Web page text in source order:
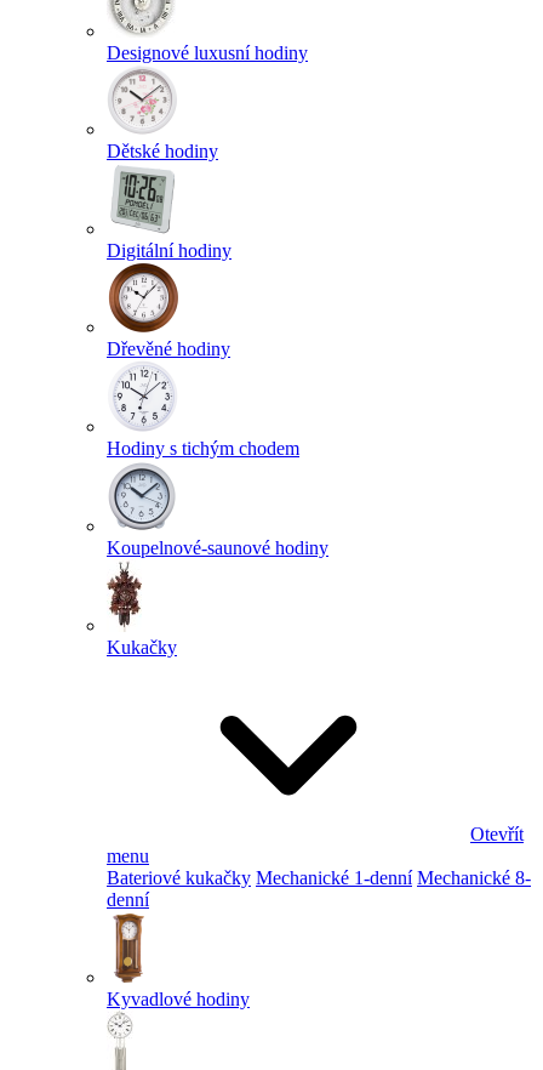
Designové luxusní hodiny
Dětské hodiny
Digitální hodiny
Dřevěné hodiny
Hodiny s tichým chodem
Koupelnové-saunové hodiny
Kukačky
Otevřít
menu
Bateriové kukačky Mechanické 1-denní Mechanické 8-
denní
Kyvadlové hodiny